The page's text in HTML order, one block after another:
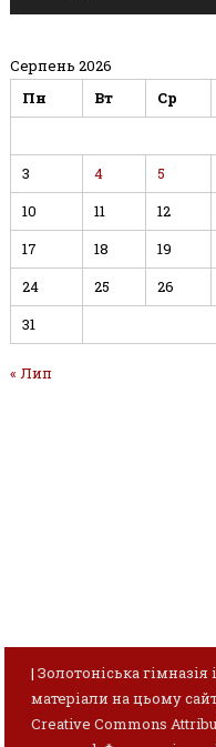
Серпень 2026
Пн
Вт Ср
3
4 5
10
11 12
17
18 19
24
25 26
31
« Лип
|Золотоніська
матеріали на цьому
Creative Commons